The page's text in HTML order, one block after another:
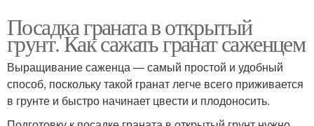
Посадка граната в открытый
грунт. Как сажать гранат саженцем
Выращивание саженца — самый простой и удобный
способ, поскольку такой гранат легче всего приживается
в грунте и быстро начинает цвести и плодоносить.